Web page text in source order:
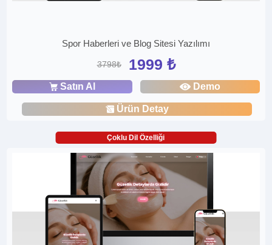
Spor Haberleri ve Blog Sitesi Yazılımı
3798₺ 1999 ₺
Satın Al Demo
Ürün Detay
Çoklu Dil Özelliği